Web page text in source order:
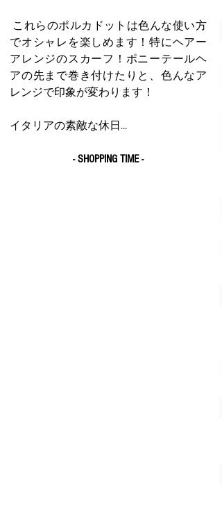
でオシャレを楽しめます！特にヘアー
アレンジのスカーフ！ポニーテールヘ
アの先まで巻き付けたりと、色んなア
レンジで印象が変わります！
イタリアの素敵な休日…
- SHOPPING TIME -